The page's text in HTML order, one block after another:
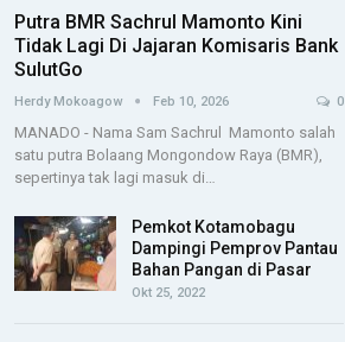
Putra BMR Sachrul Mamonto Kini
Tidak Lagi Di Jajaran Komisaris Bank
SulutGo
Herdy Mokoagow Feb 10, 2026 0
MANADO - Nama Sam Sachrul Mamonto salah
satu putra Bolaang Mongondow Raya (BMR),
sepertinya tak lagi masuk di…
Pemkot Kotamobagu
Dampingi Pemprov Pantau
Bahan Pangan di Pasar
Okt 25, 2022